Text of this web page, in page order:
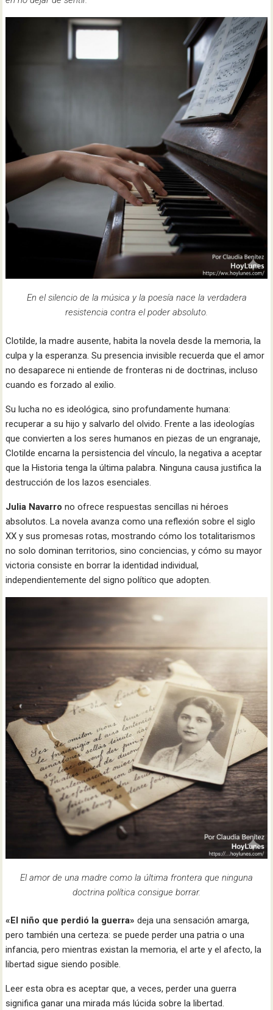
En el silencio de la música y la poesía nace la verdadera
resistencia contra el poder absoluto.
Clotilde, la madre ausente, habita la novela desde la memoria, la
culpa y la esperanza. Su presencia invisible recuerda que el amor
no desaparece ni entiende de fronteras ni de doctrinas, incluso
cuando es forzado al exilio.
Su lucha no es ideológica, sino profundamente humana:
recuperar a su hijo y salvarlo del olvido. Frente a las ideologías
que convierten a los seres humanos en piezas de un engranaje,
Clotilde encarna la persistencia del vínculo, la negativa a aceptar
que la Historia tenga la última palabra. Ninguna causa justifica la
destrucción de los lazos esenciales.
Julia Navarro no ofrece respuestas sencillas ni héroes
absolutos. La novela avanza como una reflexión sobre el siglo
XX y sus promesas rotas, mostrando cómo los totalitarismos
no solo dominan territorios, sino conciencias, y cómo su mayor
victoria consiste en borrar la identidad individual,
independientemente del signo político que adopten.
El amor de una madre como la última frontera que ninguna
doctrina política consigue borrar.
«El niño que perdió la guerra» deja una sensación amarga,
pero también una certeza: se puede perder una patria o una
infancia, pero mientras existan la memoria, el arte y el afecto, la
libertad sigue siendo posible.
Leer esta obra es aceptar que, a veces, perder una guerra
significa ganar una mirada más lúcida sobre la libertad.